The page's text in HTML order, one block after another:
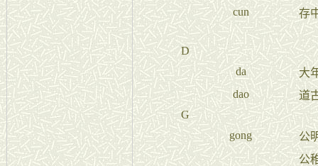
cun
存
D
da
大
dao
道
G
gong
公
公